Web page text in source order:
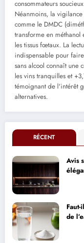
consommateurs
Néanmoins, la
comme le DMDC
transforme en méthanol
les tissus fœtaux. La
indispensable pour
sans alcool connaît une
les vins tranquilles et
témoignant de l'intérêt
alternatives.
RÉCENT
Avis
de